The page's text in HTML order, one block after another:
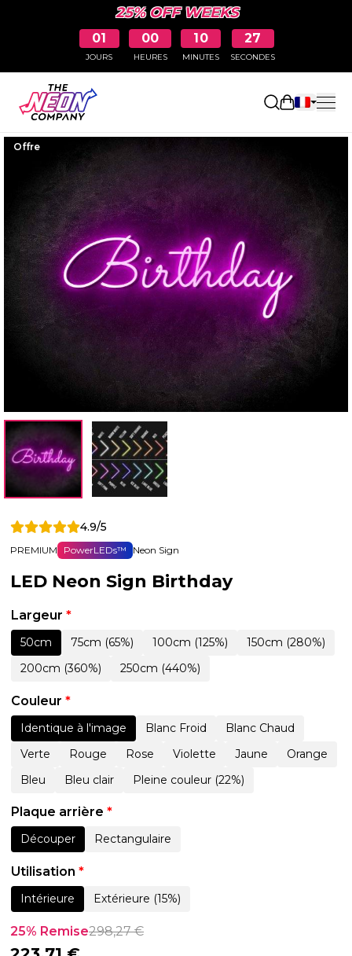
25% OFF WEEKS
01
JOURS
00
HEURES
10
MINUTES
26
SECONDES
Ouvrir le
Offre
4.9/5
PREMIUM PowerLEDs™ Neon Sign
LED Neon Sign Birthday
Largeur *
50cm 75cm (65%) 100cm (125%)
150cm (280%)
200cm (360%)
250cm (440%)
Couleur *
Identique à l'image Blanc Froid
Blanc Chaud
Verte
Rouge Rose Violette Jaune
Orange
Bleu
Bleu clair Pleine couleur (22%)
Plaque arrière *
Découper Rectangulaire
Utilisation *
Intérieure Extérieure (15%)
25% Remise298,27€